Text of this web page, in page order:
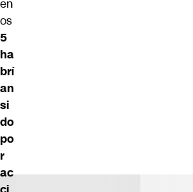
en
os
5
ha
brí
an
si
do
po
r
ac